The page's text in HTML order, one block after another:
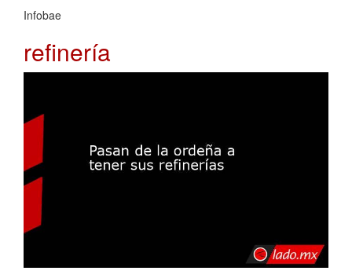
Infobae
refinería